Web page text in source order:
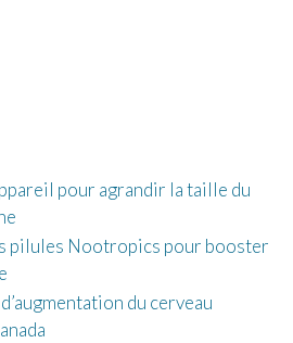
pour agrandir la taille du
pilules Nootropics pour booster
du cerveau